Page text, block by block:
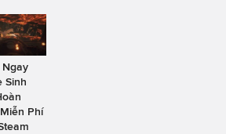
Ngay
Sinh
Phí